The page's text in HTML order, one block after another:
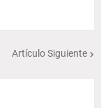
Artículo Siguiente